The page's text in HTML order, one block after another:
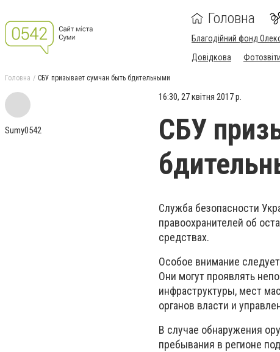
Головна
Благодійний фонд
Довідкова
Фотозвіти
Головна СБУ призывает сумчан быть бдительными
Sumy0542
16:30, 27 квітня 2017 р.
СБУ
Служба безопасности
правоохранителей об
средствах.
Особое внимание
Они могут проявлять
инфраструктуры, мест
органов власти и
В случае обнаружения
пребывания в регионе